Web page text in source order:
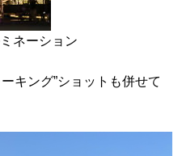
ネーション
キング”ショットも併せて